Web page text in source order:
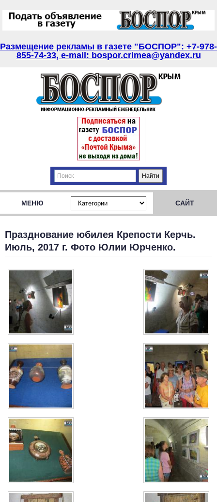
Размещение рекламы в газете "БОСПОР": +7-978-
855-74-33, e-mail: bospor.crimea@yandex.ru
МЕНЮ САЙТ
Празднование юбилея Крепости Керчь.
Июль, 2017 г. Фото Юлии Юрченко.